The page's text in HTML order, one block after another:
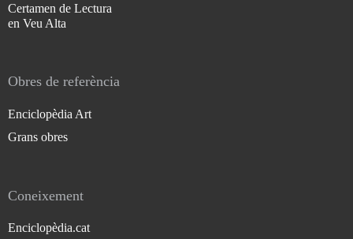
Certamen de Lectura
en Veu Alta
Obres de referència
Enciclopèdia Art
Grans obres
Coneixement
Enciclopèdia.cat